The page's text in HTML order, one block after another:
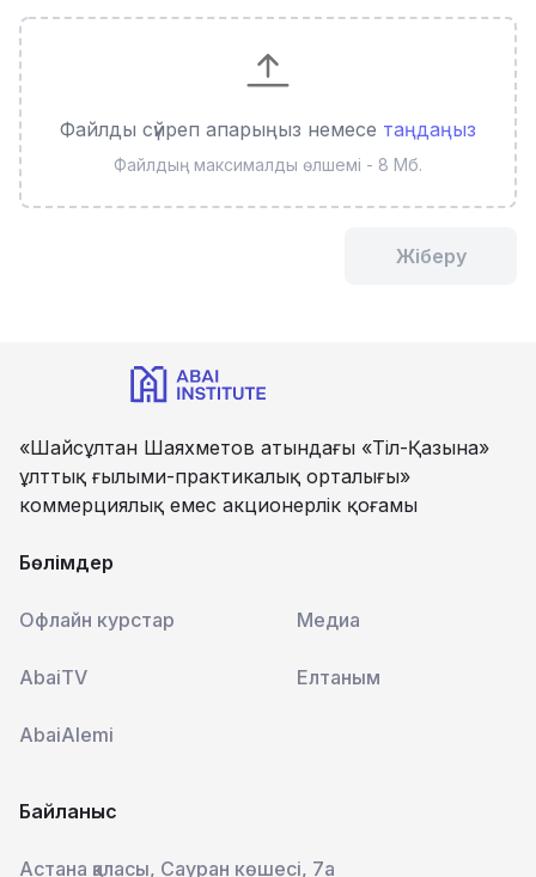
Файлды сүйреп апарыңыз немесе таңдаңыз
Файлдың максималды өлшемі - 8 Мб.
Жіберу
«Шайсұлтан Шаяхметов атындағы «Тіл-Қазына»
ұлттық ғылыми-практикалық орталығы»
коммерциялық емес акционерлік қоғамы
Бөлімдер
Офлайн курстар Медиа
AbaiTV Елтаным
AbaiAlemi
Байланыс
Астана қаласы, Сауран көшесі, 7а